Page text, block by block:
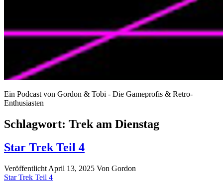
Ein Podcast von Gordon & Tobi - Die Gameprofis & Retro-
Enthusiasten
Schlagwort: Trek am Dienstag
Star Trek Teil 4
Veröffentlicht April 13, 2025 Von Gordon
Star Trek Teil 4